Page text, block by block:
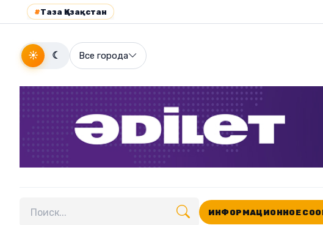
#Таза Қазақстан
☀ ☾ Все города
Поиск по сайту
ИНФОРМАЦИОННОЕ